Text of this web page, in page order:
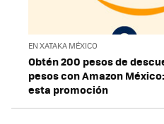
EN XATAKA MÉXICO
Obtén 200 pesos de
pesos con Amazon
esta promoción